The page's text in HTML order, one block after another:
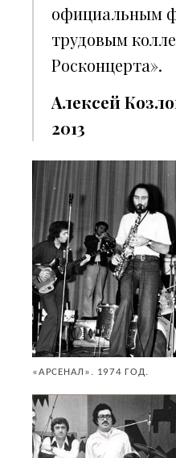
официальным
трудовым
Росконцерта».
Алексей
2013
«АРСЕНАЛ». 1974 ГОД.